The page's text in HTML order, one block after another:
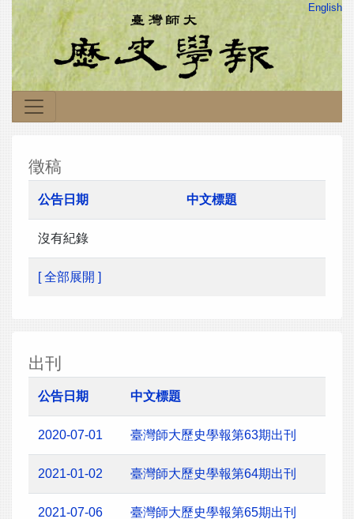
English
徵稿
公告日期 中文標題
沒有紀錄
[ 全部展開 ]
出刊
公告日期 中文標題
2020-07-01 臺灣師大歷史學報第63期出刊
2021-01-02 臺灣師大歷史學報第64期出刊
2021-07-06 臺灣師大歷史學報第65期出刊